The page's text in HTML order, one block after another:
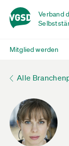
Verband
Mitglied werden
Alle